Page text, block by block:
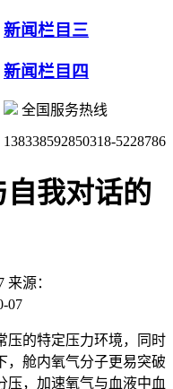
新闻栏目三
新闻栏目四
全国服务热线
138338592850318-5228786
我对话的
来源：
07
压的特定压力环境，同时
，舱内氧气分子更易突破
压，加速氧气与血液中血